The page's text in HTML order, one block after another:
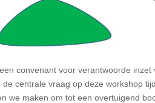
convenant voor verantwoorde
centrale vraag op deze workshop
we maken om tot een overtuigend